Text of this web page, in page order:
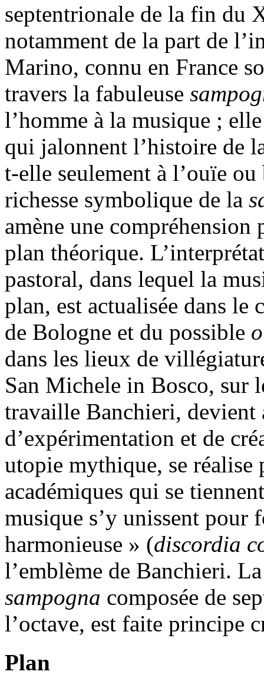
septentrionale de la fin du
notamment de la part de
Marino, connu en France
travers la fabuleuse
l’homme à la musique ;
qui jalonnent l’histoire de
t-elle seulement à l’ouïe
richesse symbolique de la
amène une
plan théorique.
pastoral, dans lequel la
plan, est actualisée dans le
de Bologne et du possible
dans les lieux de
San Michele in Bosco, sur
travaille Banchieri,
d’expérimentation et de
utopie mythique, se réalise
académiques qui se
musique s’y unissent pour
harmonieuse » (discordia
l’emblème de Banchieri.
sampogna composée de
l’octave, est faite principe
Plan